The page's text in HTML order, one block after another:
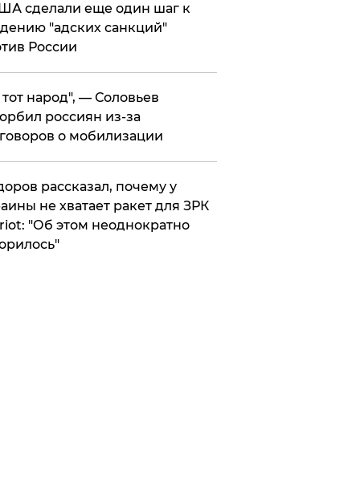
сделали еще один шаг к
"адских санкций"
России
народ", — Соловьев
россиян из-за
о мобилизации
рассказал, почему у
не хватает ракет для ЗРК
"Об этом неоднократно